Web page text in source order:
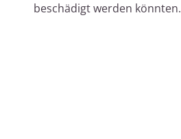
beschädigt werden könnten.